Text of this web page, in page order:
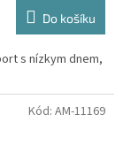
A
Do košíku
s nízkym dnem,
Kód: AM-11169